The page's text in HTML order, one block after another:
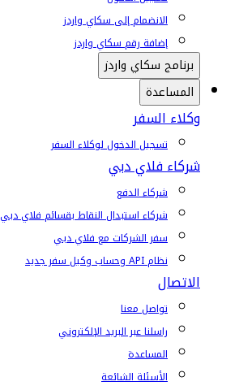
الانضمام إلى سكاي واردز
إضافة رقم سكاي واردز
برنامج سكاي واردز
المساعدة
وكلاء السفر
تسجيل الدخول لوكلاء السفر
شركاء فلاي دبي
شركاء الدفع
شركاء استبدال النقاط بقسائم فلاي دبي
سفر الشركات مع فلاي دبي
نظام API وحساب وكيل سفر جديد
الاتصال
تواصل معنا
راسلنا عبر البريد الإلكتروني
المساعدة
الأسئلة الشائعة